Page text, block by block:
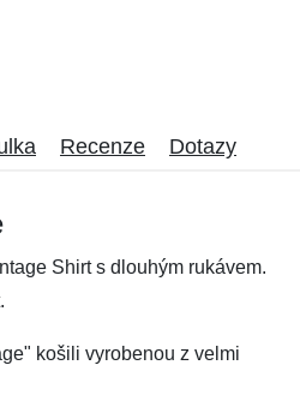
Recenze Dotazy
Shirt s dlouhým rukávem.
košili vyrobenou z velmi